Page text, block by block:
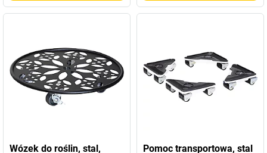
Wózek do roślin, stal,
Pomoc transportowa, stal